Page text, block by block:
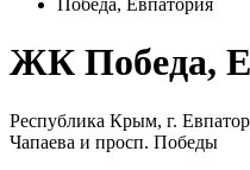
Победа, Евпатория
ЖК Победа,
Республика Крым, г.
Чапаева и просп. Победы